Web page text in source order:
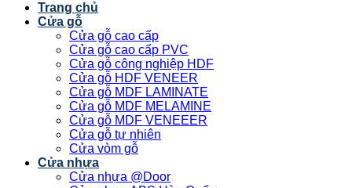
Trang chủ
Cửa gỗ
Cửa gỗ cao cấp
Cửa gỗ cao cấp PVC
Cửa gỗ công nghiệp HDF
Cửa gỗ HDF VENEER
Cửa gỗ MDF LAMINATE
Cửa gỗ MDF MELAMINE
Cửa gỗ MDF VENEEER
Cửa gỗ tự nhiên
Cửa vòm gỗ
Cửa nhựa
Cửa nhựa @Door